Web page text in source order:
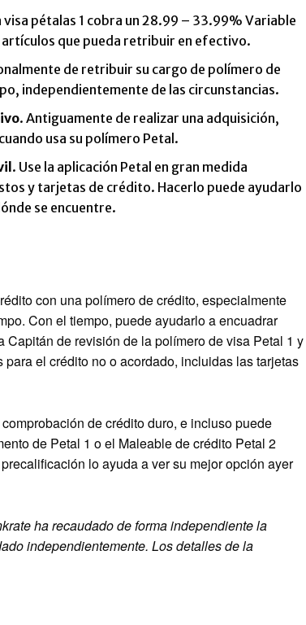
visa pétalas 1 cobra un28.99 – 33.99% Variable
artículos que pueda retribuir en efectivo.
de retribuir su cargo de polímero de
independientemente de las circunstancias.
. Antiguamente de realizar una adquisición,
usa su polímero Petal.
. Use la aplicación Petal en gran medida
y tarjetas de crédito. Hacerlo puede ayudarlo
se encuentre.
con una polímero de crédito, especialmente
Con el tiempo, puede ayudarlo a encuadrar
de revisión de la polímero de visa Petal 1 y
el crédito no o acordado, incluidas las tarjetas
de crédito duro, e incluso puede
de Petal 1 o el Maleable de crédito Petal 2
lo ayuda a ver su mejor opción ayer
ha recaudado de forma independiente la
independientemente. Los detalles de la